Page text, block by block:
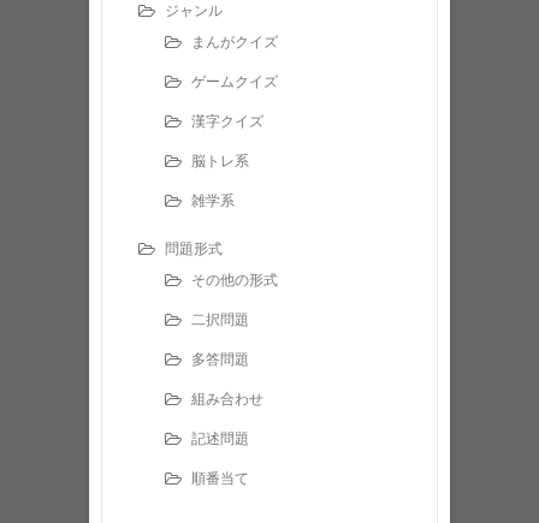
ジャンル
まんがクイズ
ゲームクイズ
漢字クイズ
脳トレ系
雑学系
問題形式
その他の形式
二択問題
多答問題
組み合わせ
記述問題
順番当て